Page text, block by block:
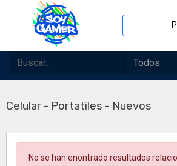
Celular - Portatiles - Nuevos
No se han enontrado resultados